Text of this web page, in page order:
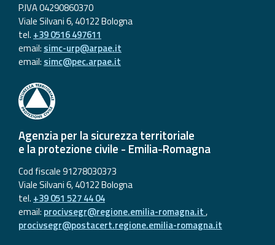
P.IVA 04290860370
Viale Silvani 6, 40122 Bologna
tel. +39 0516 497611
email: simc-urp@arpae.it
email: simc@pec.arpae.it
Agenzia per la sicurezza territoriale
e la protezione civile - Emilia-Romagna
Cod fiscale 91278030373
Viale Silvani 6, 40122 Bologna
tel. +39 051 527 44 04
email: procivsegr@regione.emilia-romagna.it,
procivsegr@postacert.regione.emilia-romagna.it